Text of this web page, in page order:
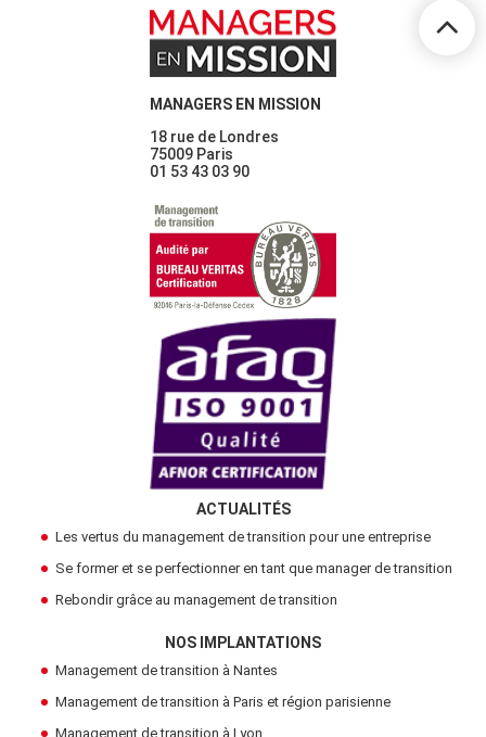
MANAGERS EN MISSION
18 rue de Londres
75009 Paris
01 53 43 03 90
ACTUALITÉS
Les vertus du management de transition pour une entreprise
Se former et se perfectionner en tant que manager de transition
Rebondir grâce au management de transition
NOS IMPLANTATIONS
Management de transition à Nantes
Management de transition à Paris et région parisienne
Management de transition à Lyon